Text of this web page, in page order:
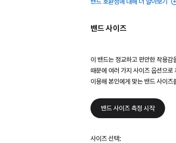
밴드 사이즈
이 밴드는 정교하고 편안한 착용감
때문에 여러 가지 사이즈 옵션으
이용해 본인에게 맞는 밴드 사이즈
밴드 사이즈 측정 시작
사이즈 선택: